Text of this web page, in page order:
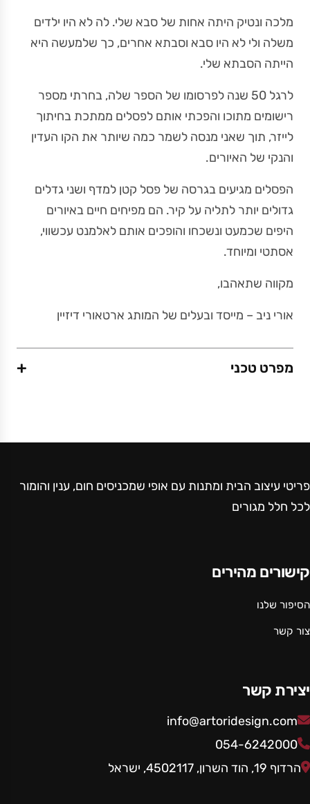
מלכה ונטיק היתה אחות של סבא שלי. לה לא היו ילדים
משלה ולי לא היו סבא וסבתא אחרים, כך שלמעשה היא
הייתה הסבתא שלי.
לרגל 50 שנה לפרסומו של הספר שלה, בחרתי מספר
רישומים מתוכו והפכתי אותם לפסלים ממתכת בחיתוך
לייזר, תוך שאני מנסה לשמר כמה שיותר את הקו העדין
והנקי של האיורים.
הפסלים מגיעים בגרסה של פסל קטן למדף ושני גדלים
גדולים יותר לתליה על קיר. הם מפיחים חיים באיורים
היפים שכמעט ונשכחו והופכים אותם לאלמנט עכשווי,
אסתטי ומיוחד.
מקווה שתאהבו,
אורי ניב – מייסד ובעלים של המותג ארטאורי דיזיין
מפרט טכני +
פריטי עיצוב הבית ומתנות עם אופי שמכניסים חום, ענין והומור
לכל חלל מגורים
קישורים מהירים
הסיפור שלנו
צור קשר
יצירת קשר
info@artoridesign.com
054-6242000
הרדוף 19, הוד השרון, 4502117, ישראל